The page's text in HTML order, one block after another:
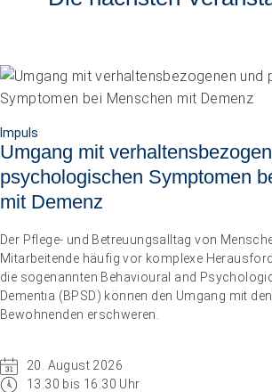
Impuls
Umgang mit
psychologischen Symptomen
mit Demenz
Der Pflege- und Betreuungsalltag von
Mitarbeitende häufig vor komplexe
die sogenannten Behavioural and
Dementia (BPSD) können den Umgang mit
Bewohnenden erschweren.
20. August 2026
13.30 bis 16.30 Uhr